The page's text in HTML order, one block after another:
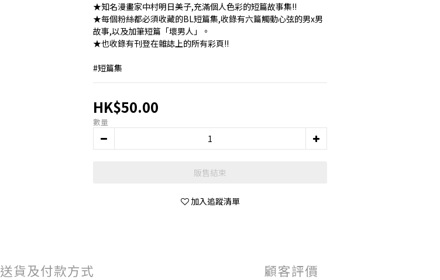
★知名漫畫家中村明日美子,充滿個人色彩的短篇故事集!!
★每個粉絲都必須收藏的BL短篇集,收錄有六篇觸動心弦的男x男
故事,以及加筆短篇「壞男人」。
★也收錄有刊登在雜誌上的所有彩頁!!
#短篇集
HK$50.00
數量
販售結束
加入追蹤清單
送貨及付款方式 顧客評價